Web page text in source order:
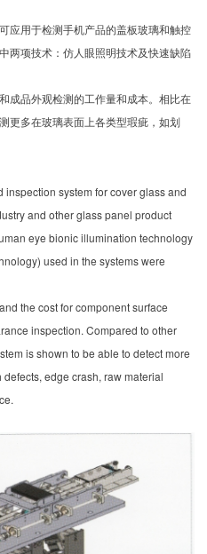
应用于检测手机产品的盖板玻璃和触控
两项技术：仿人眼照明技术及快速缺陷
成品外观检测的工作量和成本。相比在
更多在玻璃表面上各类型瑕疵，如划
system for cover glass and
and other glass panel product
eye bionic illumination technology
used in the systems were
the cost for component surface
inspection. Compared to other
is shown to be able to detect more
edge crash, raw material